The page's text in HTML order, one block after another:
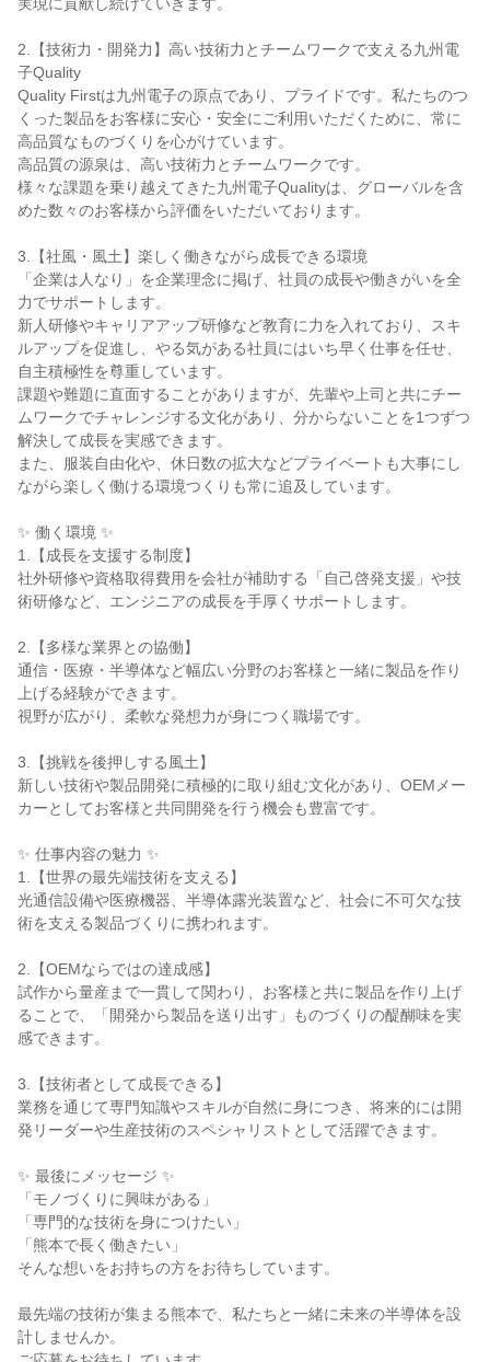
2.【技術力・開発力】高い技術力とチームワークで支える九州電
子Quality
Quality Firstは九州電子の原点であり、プライドです。私たちのつ
くった製品をお客様に安心・安全にご利用いただくために、常に
高品質なものづくりを心がけています。
高品質の源泉は、高い技術力とチームワークです。
様々な課題を乗り越えてきた九州電子Qualityは、グローバルを含
めた数々のお客様から評価をいただいております。
3.【社風・風土】楽しく働きながら成長できる環境
「企業は人なり」を企業理念に掲げ、社員の成長や働きがいを全
力でサポートします。
新人研修やキャリアアップ研修など教育に力を入れており、スキ
ルアップを促進し、やる気がある社員にはいち早く仕事を任せ、
自主積極性を尊重しています。
課題や難題に直面することがありますが、先輩や上司と共にチー
ムワークでチャレンジする文化があり、分からないことを1つずつ
解決して成長を実感できます。
また、服装自由化や、休日数の拡大などプライベートも大事にし
ながら楽しく働ける環境つくりも常に追及しています。
✨ 働く環境 ✨
1.【成長を支援する制度】
社外研修や資格取得費用を会社が補助する「自己啓発支援」や技
術研修など、エンジニアの成長を手厚くサポートします。
2.【多様な業界との協働】
通信・医療・半導体など幅広い分野のお客様と一緒に製品を作り
上げる経験ができます。
視野が広がり、柔軟な発想力が身につく職場です。
3.【挑戦を後押しする風土】
新しい技術や製品開発に積極的に取り組む文化があり、OEMメー
カーとしてお客様と共同開発を行う機会も豊富です。
✨ 仕事内容の魅力 ✨
1.【世界の最先端技術を支える】
光通信設備や医療機器、半導体露光装置など、社会に不可欠な技
術を支える製品づくりに携われます。
2.【OEMならではの達成感】
試作から量産まで一貫して関わり、お客様と共に製品を作り上げ
ることで、「開発から製品を送り出す」ものづくりの醍醐味を実
感できます。
3.【技術者として成長できる】
業務を通じて専門知識やスキルが自然に身につき、将来的には開
発リーダーや生産技術のスペシャリストとして活躍できます。
✨ 最後にメッセージ ✨
「モノづくりに興味がある」
「専門的な技術を身につけたい」
「熊本で長く働きたい」
そんな想いをお持ちの方をお待ちしています。
最先端の技術が集まる熊本で、私たちと一緒に未来の半導体を設
計しませんか。